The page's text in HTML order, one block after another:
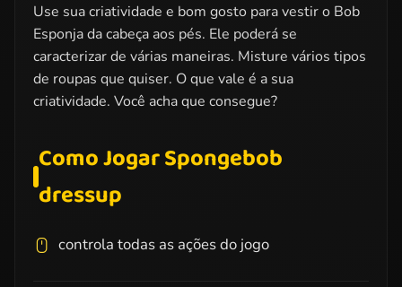
Use sua criatividade e bom gosto para vestir o Bob
Esponja da cabeça aos pés. Ele poderá se
caracterizar de várias maneiras. Misture vários tipos
de roupas que quiser. O que vale é a sua
criatividade. Você acha que consegue?
Como Jogar Spongebob
dressup
controla todas as ações do jogo